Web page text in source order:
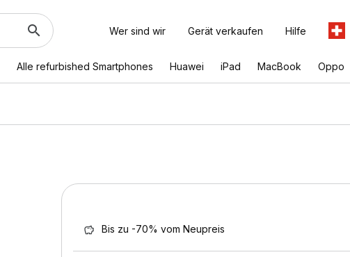
Wer sind wir Gerät verkaufen Hilfe
Alle refurbished Smartphones Huawei iPad MacBook Oppo
Bis zu -70% vom Neupreis